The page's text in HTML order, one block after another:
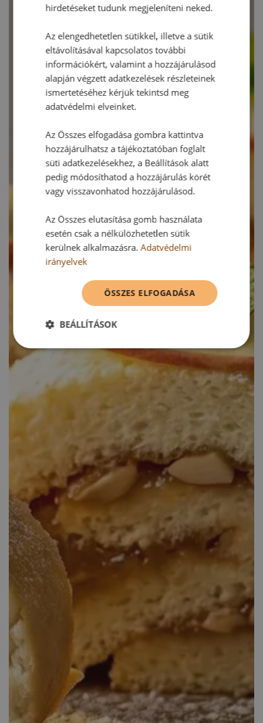
hirdetéseket tudunk megjeleníteni neked.
Az elengedhetetlen sütikkel, illetve a sütik
eltávolításával kapcsolatos további
információkért, valamint a hozzájárulásod
alapján végzett adatkezelések részleteinek
ismertetéséhez kérjük tekintsd meg
adatvédelmi elveinket.
Az Összes elfogadása gombra kattintva
hozzájárulhatsz a tájékoztatóban foglalt
süti adatkezelésekhez, a Beállítások alatt
pedig módosíthatod a hozzájárulás körét
vagy visszavonhatod hozzájárulásod.
Az Összes elutasítása gomb használata
esetén csak a nélkülözhetetlen sütik
kerülnek alkalmazásra.Adatvédelmi
irányelvek
ÖSSZES ELFOGADÁSA
BEÁLLÍTÁSOK